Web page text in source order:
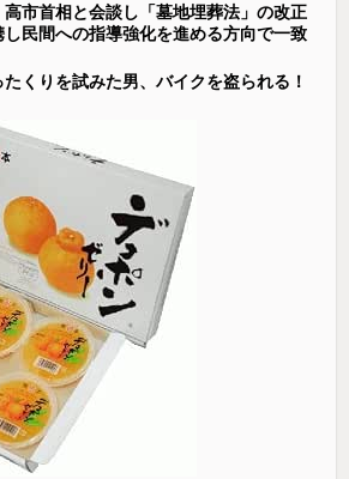
高市首相と会談し「墓地埋葬法」の改正
民間への指導強化を進める方向で一致
たくりを試みた男、バイクを盗られる！